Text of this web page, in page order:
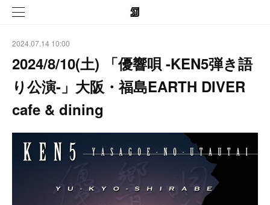
2024.07.14 10:00
2024/8/10(土) 「優響唄 -KEN5弾き語
り公演-」大阪・福島EARTH DIVER
cafe & dining